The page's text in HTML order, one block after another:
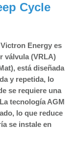
Cycle
Energy es
válvula (VRLA)
está diseñada
y repetida, lo
se requiere una
tecnología AGM
lo que reduce
se instale en